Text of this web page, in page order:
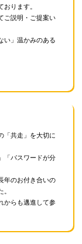
ります。
ご説明・ご提案い
い」温かみのある
「共走」を大切に
「パスワードが分
年のお付き合いの
からも邁進して参